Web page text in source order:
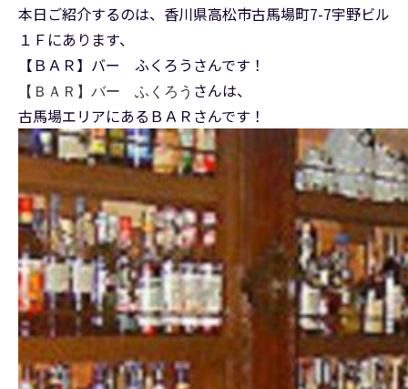
本日ご紹介するのは、香川県高松市古馬場町7-7宇野ビル
１Ｆにあります、
【ＢＡＲ】バー ふくろうさんです！
【ＢＡＲ】バー ふくろう さんは、
古馬場エリアにあるＢＡＲさんです！